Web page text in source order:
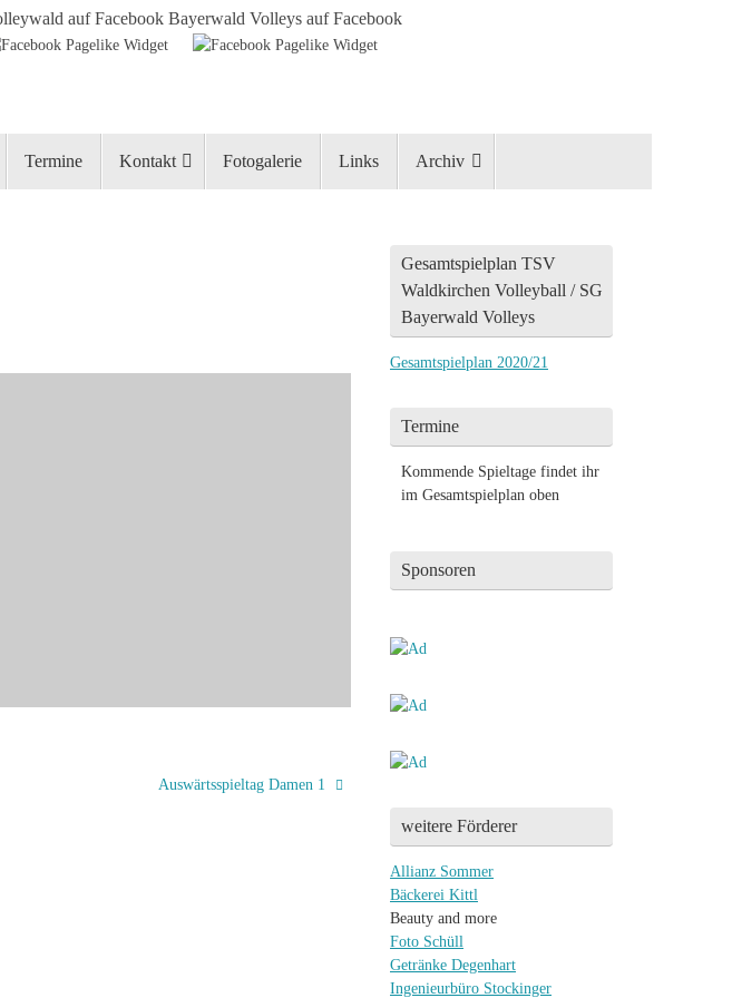
auf Facebook Bayerwald Volleys auf Facebook
Termine Kontakt Fotogalerie Links Archiv
Auswärtsspieltag Damen 1
Gesamtspielplan TSV
Waldkirchen Volleyball / SG
Bayerwald Volleys
Gesamtspielplan 2020/21
Termine
Kommende Spieltage findet ihr
im Gesamtspielplan oben
Sponsoren
weitere Förderer
Allianz Sommer
Bäckerei Kittl
Beauty and more
Foto Schüll
Getränke Degenhart
Ingenieurbüro Stockinger